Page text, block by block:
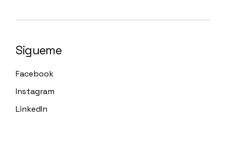
Sigueme
Facebook
Instagram
LinkedIn